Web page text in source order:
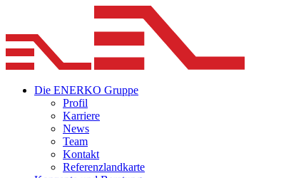
Die ENERKO Gruppe
Profil
Karriere
News
Team
Kontakt
Referenzlandkarte